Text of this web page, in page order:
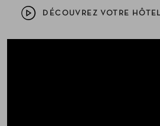
DÉCOUVREZ VOTRE